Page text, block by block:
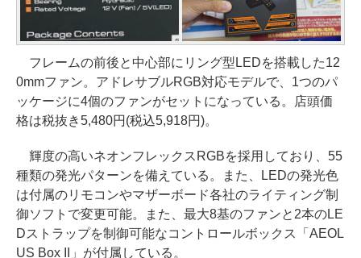
フレームの前後と中心部にリング型LEDを搭載した12
0mmファン。アドレサブルRGB対応モデルで、1つのパ
ッケージに4個のファンがセットになっている。店頭価
格は税抜き5,480円(税込5,918円)。
輝度の高いネオンフレックスRGBを採用しており、55
種類の発光パターンを備えている。また、LEDの発光色
は付属のリモコンやマザーボード各社のライティング制
御ソフトで変更可能。また、最大8基のファンと2本のLE
Dストラップを制御可能なコントロールボックス「AEOL
US Box II」が付属している。